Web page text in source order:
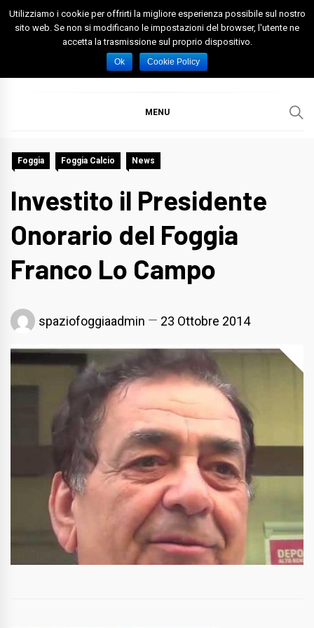
Skip
Spazio Foggia
Foggia News Calcio Eventi e Attività nella Capitanata
MENU
Foggia Foggia Calcio News
Investito il Presidente
Onorario del Foggia
Franco Lo Campo
spaziofoggiaadmin 23 Ottobre 2014
Utilizziamo i cookie per offrirti la migliore esperienza possibile sul nostro
sito web. Se non si modificano le impostazioni del browser, l'utente ne
accetta la trasmissione sul proprio dispositivo.
Ok Cookie Policy